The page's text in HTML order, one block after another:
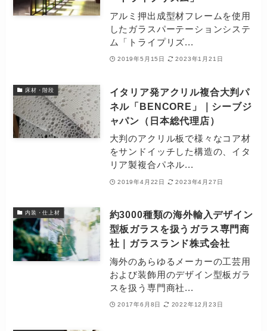
アルミ押出成型材フレームを使用
したガラスパーテーションシステ
ム「トライプリズ...
2019年5月15日 2023年1月21日
床材・階段
イタリア発アクリル複合大判パ
ネル「BENCORE」｜シーブジ
ャパン（日本総代理店）
大判のアクリル板で様々なコア材
をサンドイッチした構造の、イタ
リア製複合パネル...
2019年4月22日 2023年4月27日
内装・仕上材
約3000種類の海外輸入デザイン
型板ガラスを扱うガラス専門商
社｜ガラスランド株式会社
海外のあらゆるメーカーの工芸用
および装飾用のデザイン型板ガラ
スを扱う専門商社...
2017年6月8日 2022年12月23日